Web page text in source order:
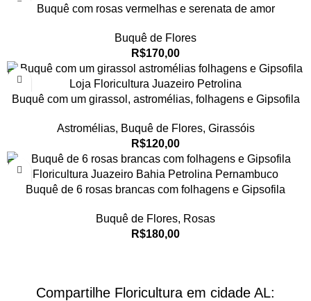
Buquê com rosas vermelhas e serenata de amor
Buquê de Flores
R$170,00
Buquê com um girassol, astromélias, folhagens e Gipsofila
Astromélias, Buquê de Flores, Girassóis
R$120,00
Buquê de 6 rosas brancas com folhagens e Gipsofila
Buquê de Flores, Rosas
R$180,00
Compartilhe Floricultura em cidade AL: